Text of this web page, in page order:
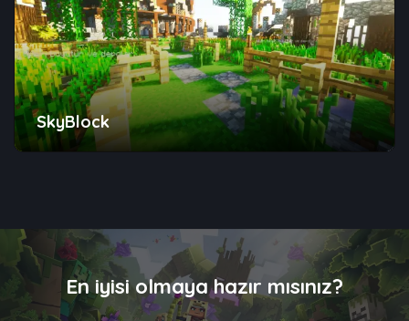
SkyBlock
En iyisi olmaya hazır mısınız?